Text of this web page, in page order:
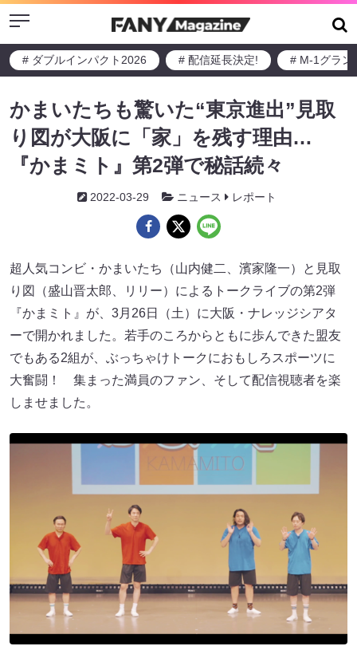
Menu
# ダブルインパクト2026 # 配信延長決定! # M-1グラン
かまいたちも驚いた“東京進出”見取
り図が大阪に「家」を残す理由…
『かまミト』第2弾で秘話続々
2022-03-29 ニュース レポート
超人気コンビ・かまいたち（山内健二、濱家隆一）と見取
り図（盛山晋太郎、リリー）によるトークライブの第2弾
『かまミト』が、3月26日（土）に大阪・ナレッジシアタ
ーで開かれました。若手のころからともに歩んできた盟友
でもある2組が、ぶっちゃけトークにおもしろスポーツに
大奮闘！ 集まった満員のファン、そして配信視聴者を楽
しませました。